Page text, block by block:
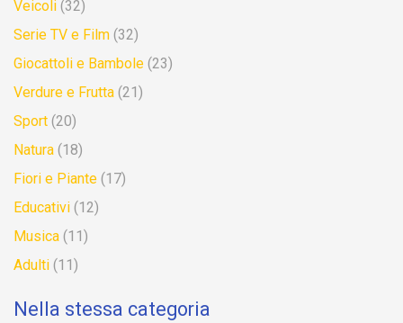
Veicoli (32)
Serie TV e Film (32)
Giocattoli e Bambole (23)
Verdure e Frutta (21)
Sport (20)
Natura (18)
Fiori e Piante (17)
Educativi (12)
Musica (11)
Adulti (11)
Nella stessa categoria